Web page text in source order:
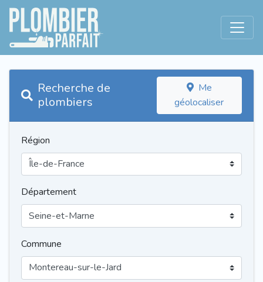
Recherche de
plombiers
Me
géolocaliser
Région
Département
Commune